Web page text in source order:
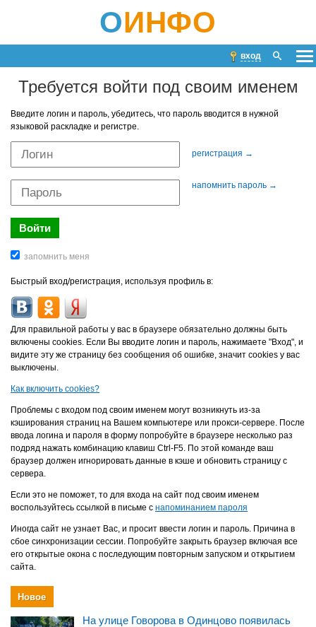
ОИНФО
вход
Требуется войти под своим именем
Введите логин и пароль, убедитесь, что пароль вводится в нужной
языковой раскладке и регистре.
регистрация →
напомнить пароль →
Быстрый вход/регистрация, используя профиль в:
Для правильной работы у вас в браузере обязательно должны быть
включены cookies. Если Вы вводите логин и пароль, нажимаете "Вход", и
видите эту же страницу без сообщения об ошибке, значит cookies у вас
выключены.
Как включить cookies?
Проблемы с входом под своим именем могут возникнуть из-за
кэширования страниц на Вашем компьютере или прокси-сервере. После
ввода логина и пароля в форму попробуйте в браузере несколько раз
подряд нажать комбинацию клавиш Ctrl-F5. По этой команде ваш
браузер должен игнорировать данные в кэше и обновить страницу с
сервера.
Если это не поможет, то для входа на сайт под своим именем
воспользуйтесь ссылкой в письме с напоминанием пароля
Иногда сайт не узнает Вас, и просит ввести логин и пароль. Причина в
сбое синхронизации сессии. Попробуйте закрыть браузер включая все
его открытые окона с последующим повторным запуском и открытием
сайта.
Новое
На улице Говорова в Одинцово появилась